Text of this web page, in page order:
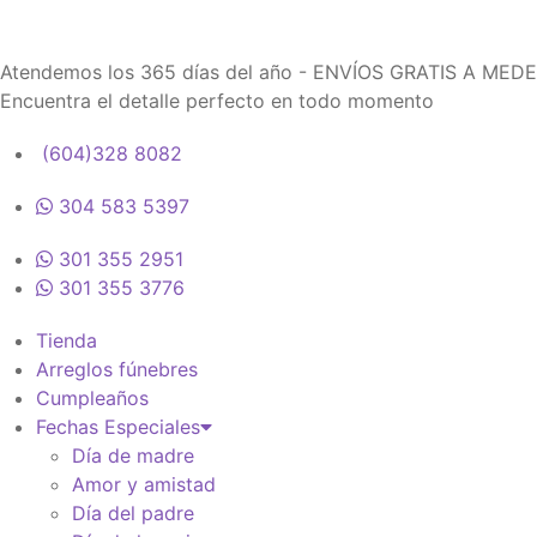
Atendemos los 365 días del año - ENVÍOS GRATIS A
Encuentra el detalle perfecto en todo momento
(604)328 8082
304 583 5397
301 355 2951
301 355 3776
Tienda
Arreglos fúnebres
Cumpleaños
Fechas Especiales
Día de madre
Amor y amistad
Día del padre